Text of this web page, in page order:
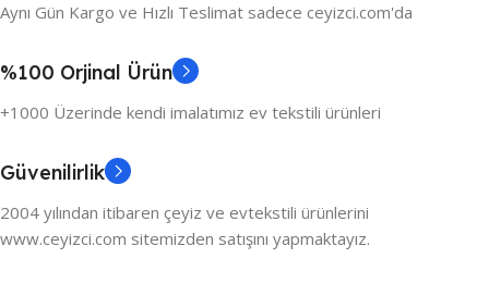
Aynı Gün Kargo ve Hızlı Teslimat sadece ceyizci.com'da
%100 Orjinal Ürün
+1000 Üzerinde kendi imalatımız ev tekstili ürünleri
Güvenilirlik
2004 yılından itibaren çeyiz ve evtekstili ürünlerini
www.ceyizci.com sitemizden satışını yapmaktayız.